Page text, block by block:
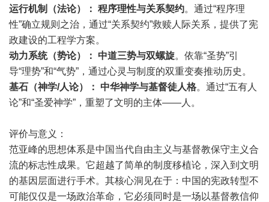
运行机制（法论）： 程序理性与关系契约。通过“程序理
性”确立规则之治，通过“关系契约”救赎人际关系，提供了宪
政建设的工程学方案。
动力系统（势论）：
中道三势与双螺旋。依靠“圣势”引
导“理势”和“气势”，通过心灵与制度的双重变奏推动历史。
基石（神学/人论）： 中华神学与基督徒人格。通过“五有人
论”和“圣爱神学”，重塑了文明的主体——人。
评价与意义：
范亚峰的思想体系是中国当代自由主义与基督教保守主义合
流的标志性成果。它超越了简单的制度移植论，深入到文明
的基因层面进行手术。其核心洞见在于：中国的宪政转型不
可能仅仅是一场政治革命，它必须同时是一场以基督教信仰